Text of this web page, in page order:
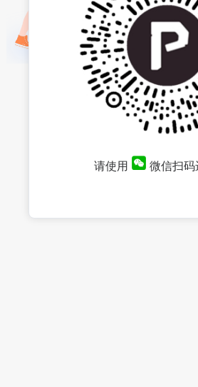
请使用 微信扫